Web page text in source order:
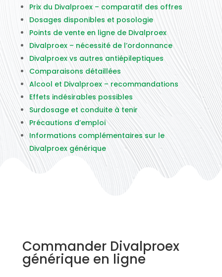
Prix du Divalproex – comparatif des offres
Dosages disponibles et posologie
Points de vente en ligne de Divalproex
Divalproex – nécessité de l’ordonnance
Divalproex vs autres antiépileptiques
Comparaisons détaillées
Alcool et Divalproex – recommandations
Effets indésirables possibles
Surdosage et conduite à tenir
Précautions d’emploi
Informations complémentaires sur le
Divalproex générique
Commander Divalproex
générique en ligne